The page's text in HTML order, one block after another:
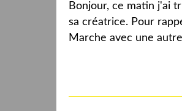
Bonjour, ce matin j'ai
sa créatrice. Pour
Marche avec une